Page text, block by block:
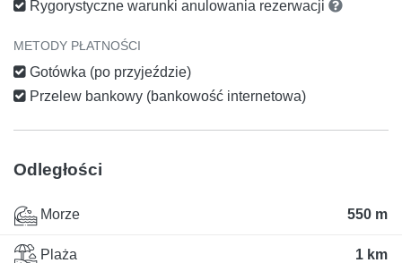
Rygorystyczne warunki anulowania rezerwacji
METODY PŁATNOŚCI
Gotówka (po przyjeździe)
Przelew bankowy (bankowość internetowa)
Odległości
Morze 550 m
Plaża 1 km